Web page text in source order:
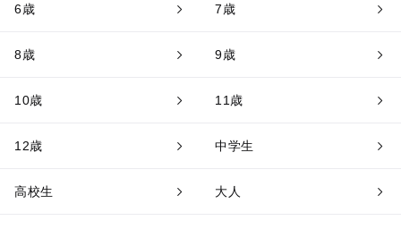
6歳 7歳
8歳 9歳
10歳 11歳
12歳 中学生
高校生 大人